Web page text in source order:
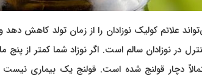
علائم کولیک نوزادان را از زمان تولد کاهش
در نوزادان سالم است. اگر نوزاد شما کمتر از
دچار قولنج شده است. قولنج یک بیماری نیست